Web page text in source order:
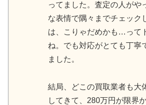
ってました。査定の人がや
な表情で隅々までチェック
は、こりゃだめかも…って
ね。でも対応がとても丁寧
ました。
結局、どこの買取業者も大
してきて、280万円が限界